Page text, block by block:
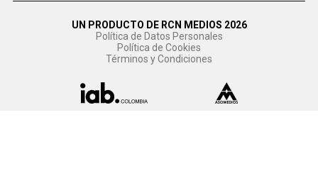
UN PRODUCTO DE RCN MEDIOS 2026
Política de Datos Personales
Política de Cookies
Términos y Condiciones